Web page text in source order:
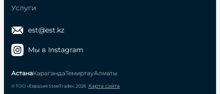
Услуги
est@est.kz
Мы в Instagram
АстанаКарагандаТемиртауАлматы
© ТОО «Евразия SteelTrade», 2026 Карта сайта